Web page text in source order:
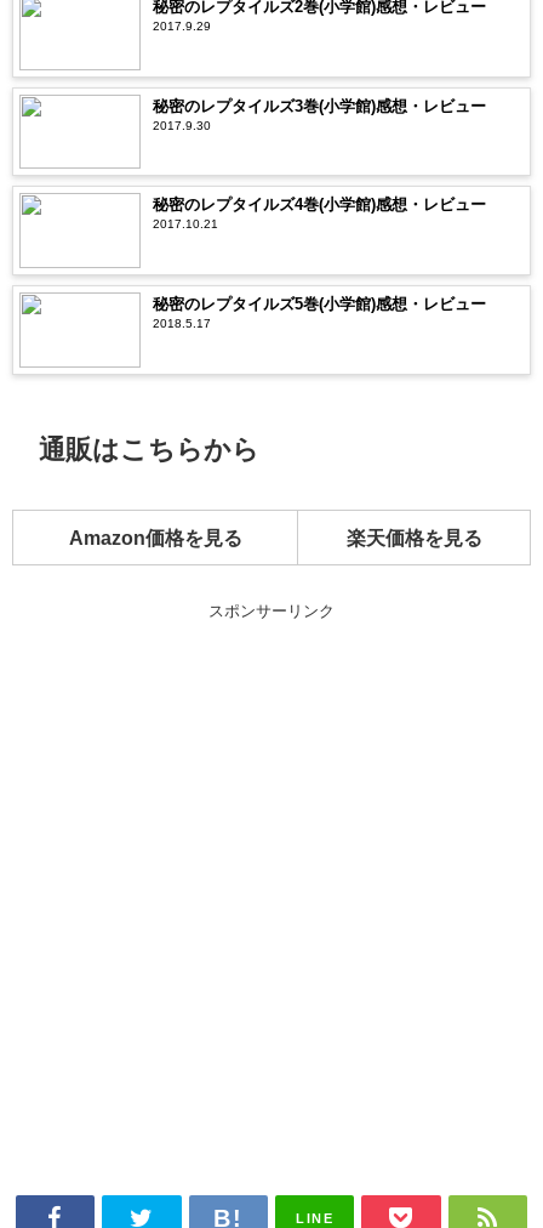
秘密のレプタイルズ2巻(小学館)感想・レビュー
2017.9.29
秘密のレプタイルズ3巻(小学館)感想・レビュー
2017.9.30
秘密のレプタイルズ4巻(小学館)感想・レビュー
2017.10.21
秘密のレプタイルズ5巻(小学館)感想・レビュー
2018.5.17
通販はこちらから
Amazon価格を見る 楽天価格を見る
スポンサーリンク
LINE